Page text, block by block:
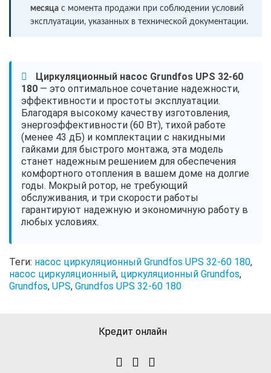
месяца с момента продажи при соблюдении условий
эксплуатации, указанных в технической документации.
Циркуляционный насос Grundfos UPS 32-60
180 — это оптимальное сочетание надежности,
эффективности и простоты эксплуатации.
Благодаря высокому качеству изготовления,
энергоэффективности (60 Вт), тихой работе
(менее 43 дБ) и комплектации с накидными
гайками для быстрого монтажа, эта модель
станет надежным решением для обеспечения
комфортного отопления в вашем доме на долгие
годы. Мокрый ротор, не требующий
обслуживания, и три скорости работы
гарантируют надежную и экономичную работу в
любых условиях.
Теги: насос циркуляционный Grundfos UPS 32-60 180,
насос циркуляционный, циркуляционный Grundfos,
Grundfos, UPS, Grundfos UPS 32-60 180
Кредит онлайн